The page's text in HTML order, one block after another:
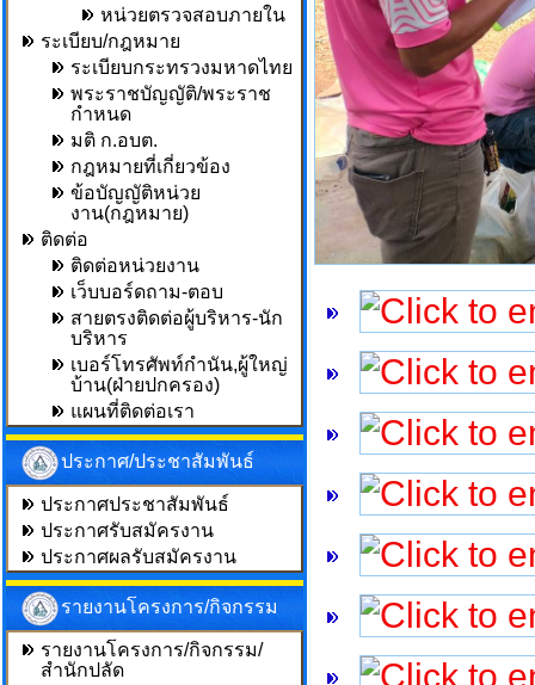
หน่วยตรวจสอบภายใน
ระเบียบ/กฎหมาย
ระเบียบกระทรวงมหาดไทย
พระราชบัญญัติ/พระราช
กำหนด
มติ ก.อบต.
กฎหมายที่เกี่ยวข้อง
ข้อบัญญัติหน่วย
งาน(กฎหมาย)
ติดต่อ
ติดต่อหน่วยงาน
เว็บบอร์ดถาม-ตอบ
สายตรงติดต่อผู้บริหาร-นัก
บริหาร
เบอร์โทรศัพท์กำนัน,ผู้ใหญ่
บ้าน(ฝ่ายปกครอง)
แผนที่ติดต่อเรา
ประกาศ/ประชาสัมพันธ์
ประกาศประชาสัมพันธ์
ประกาศรับสมัครงาน
ประกาศผลรับสมัครงาน
รายงานโครงการ/กิจกรรม
รายงานโครงการ/กิจกรรม/
สำนักปลัด